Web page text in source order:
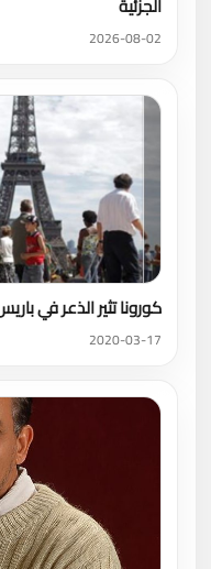
2026-08-02
كورونا تثير الذعر في
2020-03-17